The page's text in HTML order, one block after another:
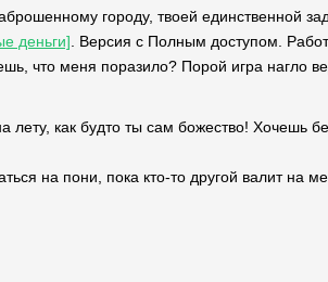
городу, твоей единственной
деньги] . Версия с Полным доступом.
что меня поразило? Порой игра нагло
лету, как будто ты сам божество! Хочешь
на пони, пока кто-то другой валит на